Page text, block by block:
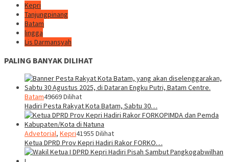
Kepri
Tanjungpinang
Batam
lingga
Lis Darmansyah
PALING BANYAK DILIHAT
Batam49669 Dilihat
Hadiri Pesta Rakyat Kota Batam, Sabtu 30…
Advetorial, Kepri41955 Dilihat
Ketua DPRD Prov Kepri Hadiri Rakor FORKO…